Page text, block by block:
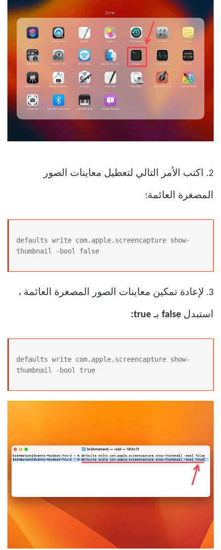
2. اكتب الأمر التالي لتعطيل معاينات الصور
المصغرة العائمة:
defaults write com.apple.screencapture show-
thumbnail -bool false
3. لإعادة تمكين معاينات الصور المصغرة العائمة ،
استبدل false بـ true:
defaults write com.apple.screencapture show-
thumbnail -bool true